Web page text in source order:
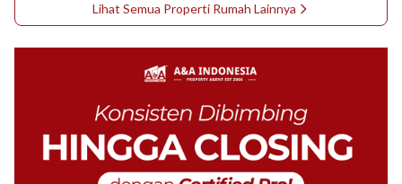
Lihat Semua Properti Rumah Lainnya